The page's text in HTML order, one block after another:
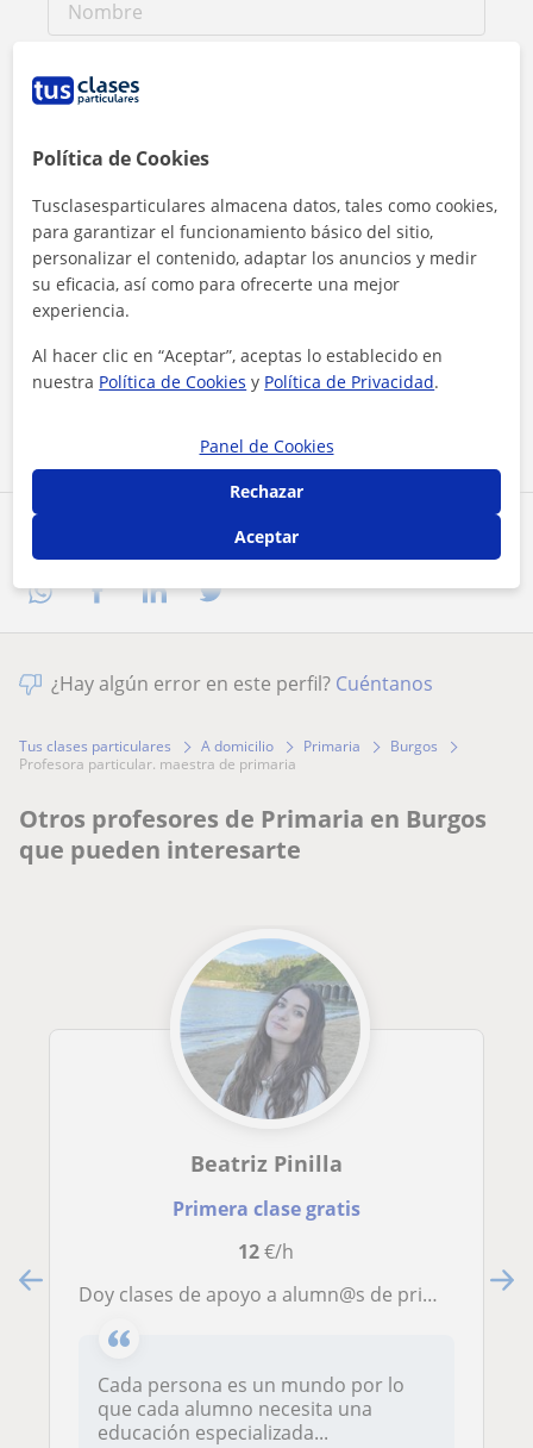
Comparte a este profesor
¿Hay algún error en este perfil? Cuéntanos
Tus clases particulares A domicilio Primaria
Burgos
profesora particular. maestra de primaria
Otros profesores de Primaria en Burgos
que pueden interesarte
Beatriz Pinilla
Primera clase gratis
12€/h
Doy clases de apoyo a alumn@s de primaria y secundaria. Cualquier asignatura es bienvenida, aunque prefiero inglés
Cada persona es un mundo por lo
que cada alumno necesita una
educación especializada...
Política de Cookies
Tusclasesparticulares almacena datos, tales como cookies,
para garantizar el funcionamiento básico del sitio,
personalizar el contenido, adaptar los anuncios y medir
su eficacia, así como para ofrecerte una mejor
experiencia.
Al hacer clic en “Aceptar”, aceptas lo establecido en
nuestra Política de Cookies y Política de Privacidad.
Panel de Cookies
Rechazar
Aceptar